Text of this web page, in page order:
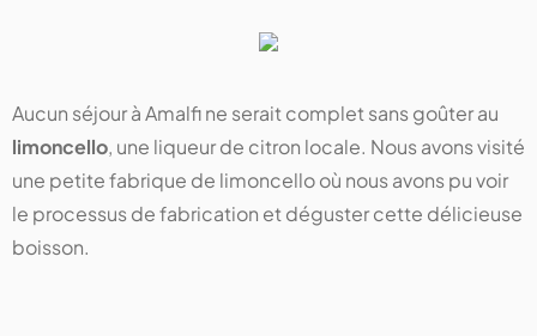
Aucun séjour à Amalfi ne serait complet sans goûter au
limoncello, une liqueur de citron locale. Nous avons visité
une petite fabrique de limoncello où nous avons pu voir
le processus de fabrication et déguster cette délicieuse
boisson.